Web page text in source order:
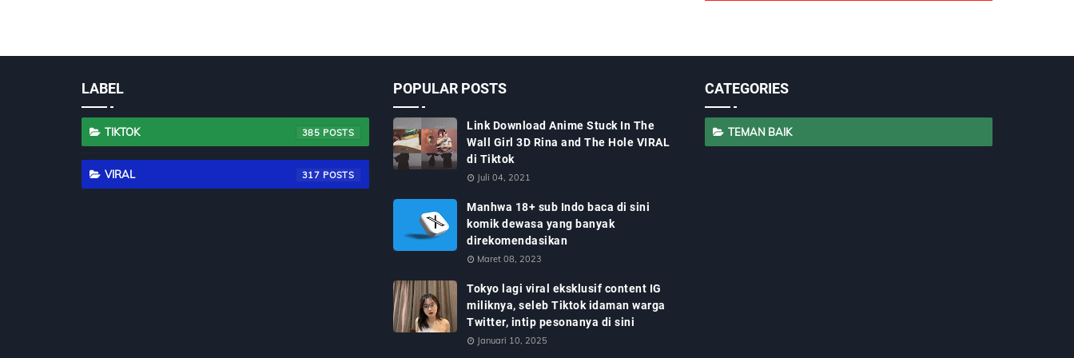
LABEL
TIKTOK 385
VIRAL 317
POPULAR POSTS
Link Download Anime Stuck In The
Wall Girl 3D Rina and The Hole VIRAL
di Tiktok
Juli 04, 2021
Manhwa 18+ sub Indo baca di sini
komik dewasa yang banyak
direkomendasikan
Maret 08, 2023
Tokyo lagi viral eksklusif content IG
miliknya, seleb Tiktok idaman warga
Twitter, intip pesonanya di sini
Januari 10, 2025
CATEGORIES
TEMAN BAIK